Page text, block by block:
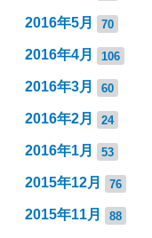
2016年5月 70
2016年4月 106
2016年3月 60
2016年2月 24
2016年1月 53
2015年12月 76
2015年11月 88